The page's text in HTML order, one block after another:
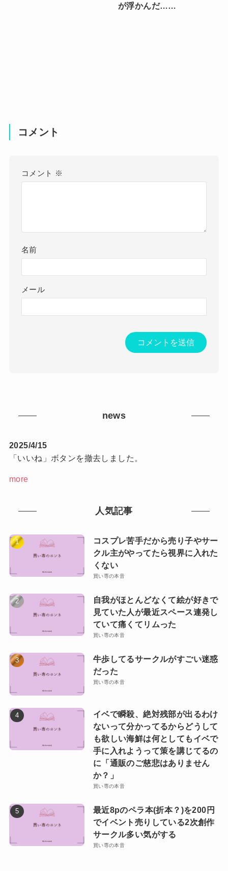
が浮かんだ……
コメント
コメント ※
名前
メール
news
2025/4/15
「いいね」ボタンを撤去しました。
more
人気記事
コスプレ苦手だから売り子やサー
クル主がやってたら視界に入れた
くない
買い専の本音
自我がほとんどなくて絵が好きで
見ていた人が最近スペース連発し
ていて痛くてリムった
買い専の本音
牛歩してるサークルがすごい迷惑
だった
買い専の本音
イベで瞬殺、絶対残部が出るわけ
ないって分かってるからどうして
も欲しい海鮮は何としてもイベで
手に入れようって策を講じてるの
に「通販のご慈悲はありません
か？」
買い専の本音
最近8pのペラ本(折本？)を200円
でイベント売りしている2次創作
サークル多い気がする
買い専の本音